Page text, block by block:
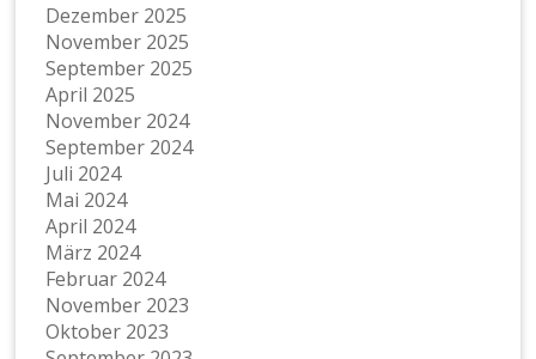
Dezember 2025
November 2025
September 2025
April 2025
November 2024
September 2024
Juli 2024
Mai 2024
April 2024
März 2024
Februar 2024
November 2023
Oktober 2023